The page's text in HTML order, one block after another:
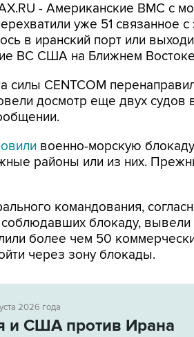
- Американские ВМС с
уже 51 связанное с
в иранский порт или
ВС США на Ближнем Востоке
силы CENTCOM
досмотр еще двух судов
военно-морскую
районы или из них.
командования,
блокаду, вывели
более чем 50
через зону блокады.
2026 года
и США против Ирана